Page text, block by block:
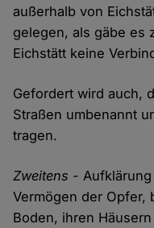
außerhalb von
gelegen, als gäbe es
Eichstätt keine
Gefordert wird auch,
Straßen umbenannt
tragen.
Zweitens -
Vermögen der Opfer,
Boden, ihren